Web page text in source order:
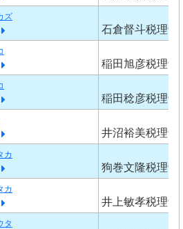
ズ
石倉督斗税理士
稲田旭彦税理士
稲田稔彦税理士
井沼裕美税理士
カ
狗巻文隆税理士
カ
井上敏孝税理士
タ